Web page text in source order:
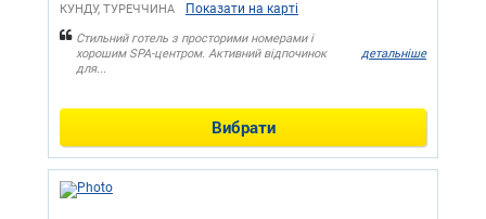
КУНДУ, ТУРЕЧЧИНА Показати на карті
Стильний готель з просторими номерами і
хорошим SPA-центром. Активний відпочинок
для...
детальніше
Вибрати